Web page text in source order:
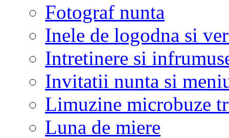
Fotograf nunta
Inele de logodna si
Intretinere si
Invitatii nunta si
Limuzine microbuze
Luna de miere